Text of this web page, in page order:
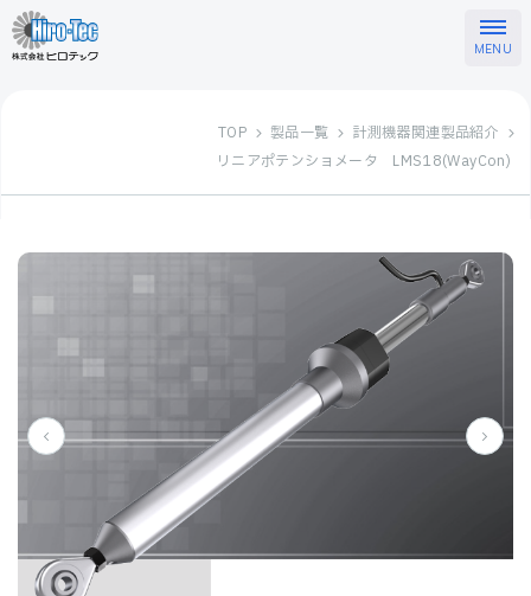
TOP 製品一覧
計測機器関連製品紹介
リニアポテンショメータ LMS18(WayCon)